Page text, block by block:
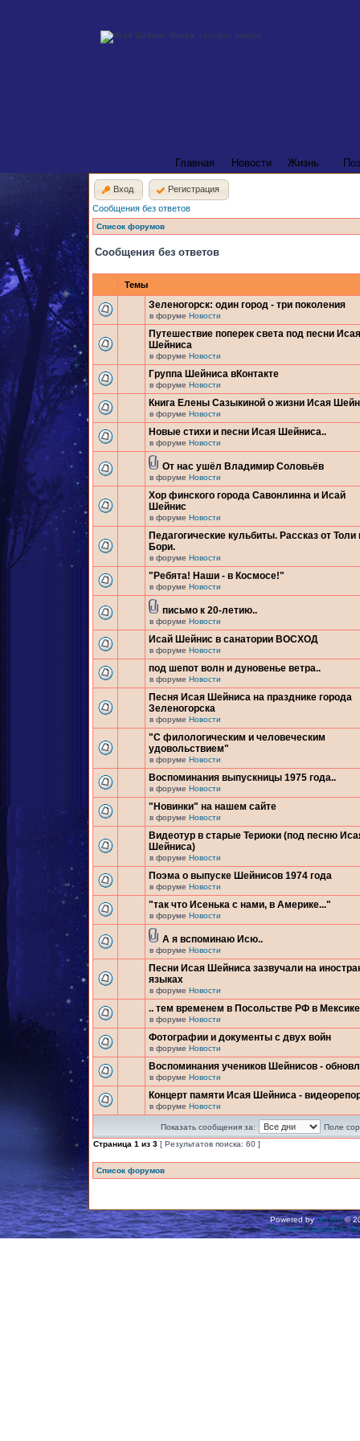
Главная Новости Жизнь
Вход
Регистрация
Сообщения без ответов
Список форумов
Сообщения без ответов
Темы
Зеленогорск: один город - три поколения
в форуме Новости
Путешествие поперек света под песни Исая
Шейниса
в форуме Новости
Группа Шейниса вКонтакте
в форуме Новости
Книга Елены Сазыкиной о жизни Исая
в форуме Новости
Новые стихи и песни Исая Шейниса..
в форуме Новости
От нас ушёл Владимир Соловьёв
в форуме Новости
Хор финского города Савонлинна и Исай
Шейнис
в форуме Новости
Педагогические кульбиты. Рассказ от Толи
Бори.
в форуме Новости
"Ребята! Наши - в Космосе!"
в форуме Новости
письмо к 20-летию..
в форуме Новости
Исай Шейнис в санатории ВОСХОД
в форуме Новости
под шепот волн и дуновенье ветра..
в форуме Новости
Песня Исая Шейниса на празднике города
Зеленогорска
в форуме Новости
"С филологическим и человеческим
удовольствием"
в форуме Новости
Воспоминания выпускницы 1975 года..
в форуме Новости
"Новинки" на нашем сайте
в форуме Новости
Видеотур в старые Териоки (под песню
Шейниса)
в форуме Новости
Поэма о выпуске Шейнисов 1974 года
в форуме Новости
"так что Исенька с нами, в Америке..."
в форуме Новости
А я вспоминаю Исю..
в форуме Новости
Песни Исая Шейниса зазвучали на
языках
в форуме Новости
.. тем временем в Посольстве РФ в
в форуме Новости
Фотографии и документы с двух войн
в форуме Новости
Воспоминания учеников Шейнисов -
в форуме Новости
Концерт памяти Исая Шейниса -
в форуме Новости
Показать сообщения за:
Поле
Страница 1 из 3 [ Результатов поиска: 60 ]
Список форумов
Powered byphpBB©
Русская поддержка